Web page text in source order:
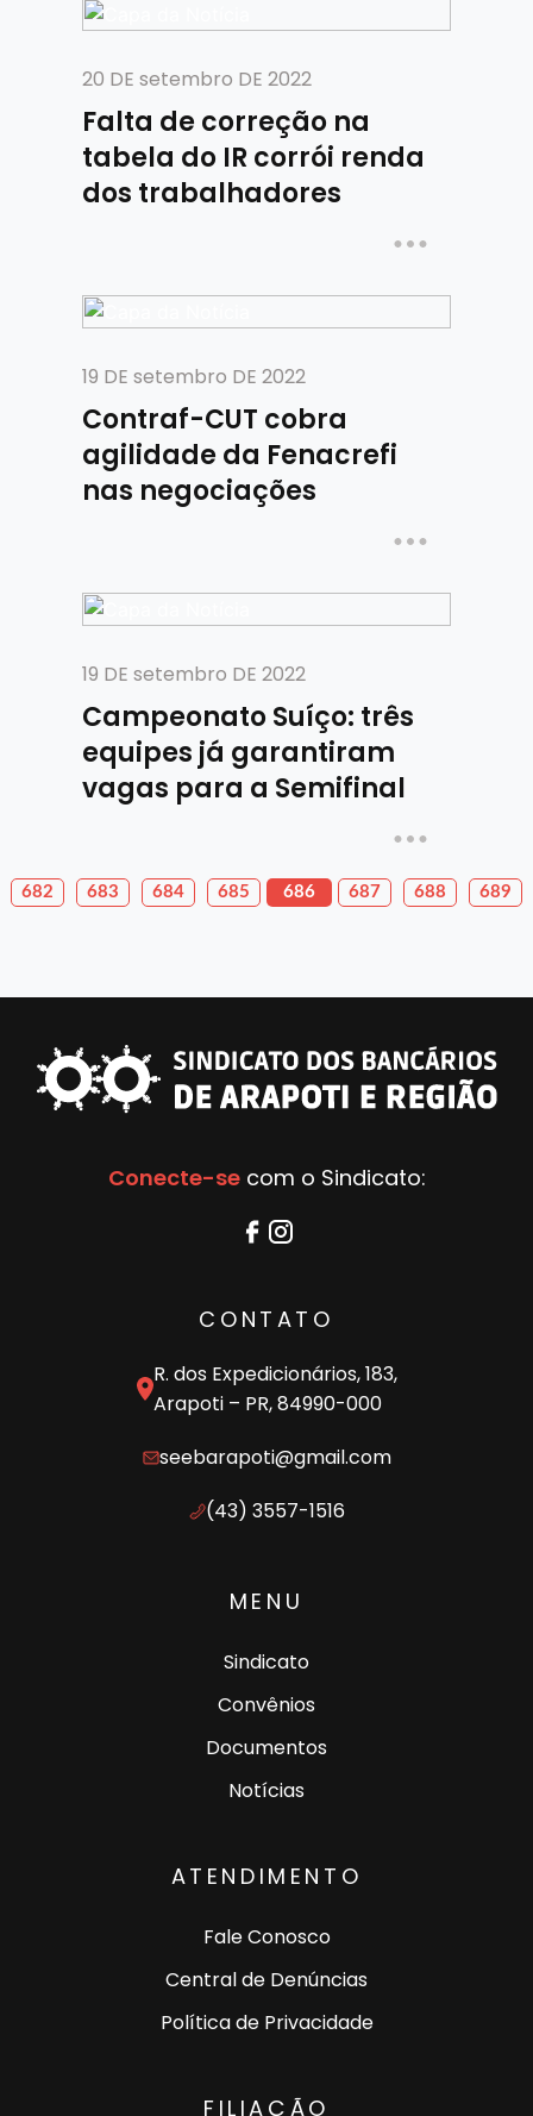
20 DE setembro DE 2022
Falta de correção na
tabela do IR corrói renda
dos trabalhadores
19 DE setembro DE 2022
Contraf-CUT cobra
agilidade da Fenacrefi
nas negociações
19 DE setembro DE 2022
Campeonato Suíço: três
equipes já garantiram
vagas para a Semifinal
682 683 684 685 686 687 688 689
Conecte-secom o Sindicato:
CONTATO
R. dos Expedicionários, 183,
Arapoti – PR, 84990-000
seebarapoti@gmail.com
(43) 3557-1516
MENU
Sindicato
Convênios
Documentos
Notícias
ATENDIMENTO
Fale Conosco
Central de Denúncias
Política de Privacidade
FILIAÇÃO